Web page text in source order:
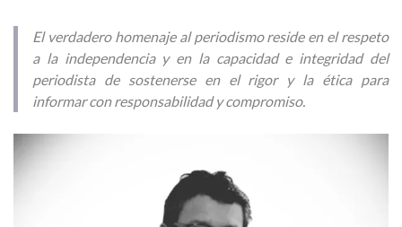
El verdadero homenaje al periodismo reside en el respeto
a la independencia y en la capacidad e integridad del
periodista de sostenerse en el rigor y la ética para
informar con responsabilidad y compromiso.